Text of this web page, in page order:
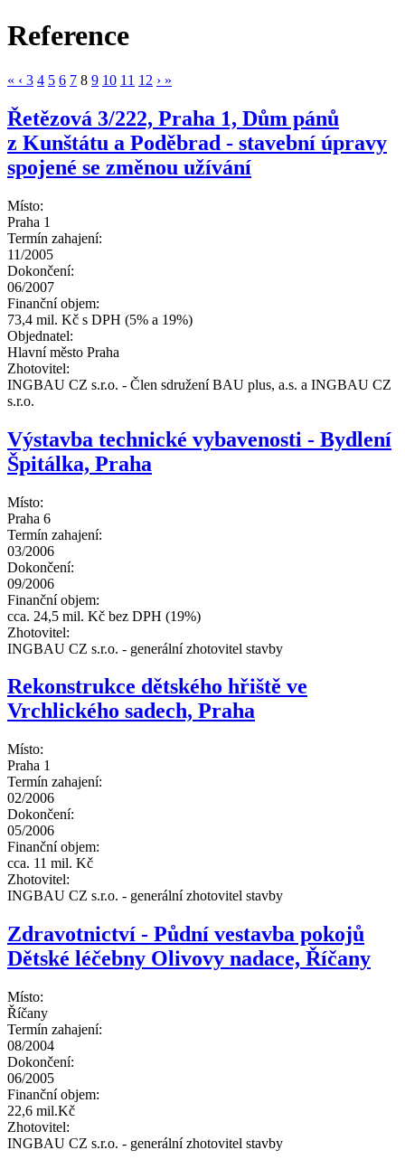
Reference
« ‹ 3 4 5 6 7 8 9 10 11 12 › »
Řetězová 3/222, Praha 1, Dům pánů
z Kunštátu a Poděbrad - stavební úpravy
spojené se změnou užívání
Místo:
Praha 1
Termín zahajení:
11/2005
Dokončení:
06/2007
Finanční objem:
73,4 mil. Kč s DPH (5% a 19%)
Objednatel:
Hlavní město Praha
Zhotovitel:
INGBAU CZ s.r.o. - Člen sdružení BAU plus, a.s. a INGBAU CZ
s.r.o.
Výstavba technické vybavenosti - Bydlení
Špitálka, Praha
Místo:
Praha 6
Termín zahajení:
03/2006
Dokončení:
09/2006
Finanční objem:
cca. 24,5 mil. Kč bez DPH (19%)
Zhotovitel:
INGBAU CZ s.r.o. - generální zhotovitel stavby
Rekonstrukce dětského hřiště ve
Vrchlického sadech, Praha
Místo:
Praha 1
Termín zahajení:
02/2006
Dokončení:
05/2006
Finanční objem:
cca. 11 mil. Kč
Zhotovitel:
INGBAU CZ s.r.o. - generální zhotovitel stavby
Zdravotnictví - Půdní vestavba pokojů
Dětské léčebny Olivovy nadace, Říčany
Místo:
Říčany
Termín zahajení:
08/2004
Dokončení:
06/2005
Finanční objem:
22,6 mil.Kč
Zhotovitel:
INGBAU CZ s.r.o. - generální zhotovitel stavby